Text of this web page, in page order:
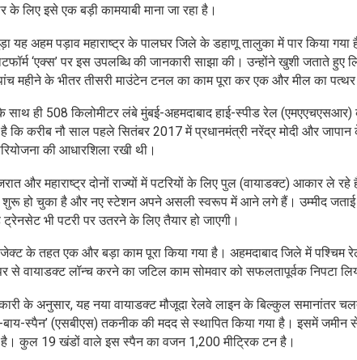
के लिए इसे एक बड़ी कामयाबी माना जा रहा है।
यह अहम पड़ाव महाराष्ट्र के पालघर जिले के डहाणू तालुका में पार किया
‘एक्स’ पर इस उपलब्धि की जानकारी साझा की। उन्होंने खुशी जताते
महीने के भीतर तीसरी माउंटेन टनल का काम पूरा कर एक और मील का पत्थर
ही 508 किलोमीटर लंबे मुंबई-अहमदाबाद हाई-स्पीड रेल (एमएएचएसआर)
कि करीब नौ साल पहले सितंबर 2017 में प्रधानमंत्री नरेंद्र मोदी और
की आधारशिला रखी थी।
और महाराष्ट्र दोनों राज्यों में पटरियों के लिए पुल (वायाडक्ट) आकार
शुरू हो चुका है और नए स्टेशन अपने असली स्वरूप में आने लगे हैं। उम्मीद जताई
ट्रेनसेट भी पटरी पर उतरने के लिए तैयार हो जाएगी।
के तहत एक और बड़ा काम पूरा किया गया है। अहमदाबाद जिले में पश्चिम
वायाडक्ट लॉन्च करने का जटिल काम सोमवार को सफलतापूर्वक निपटा
के अनुसार, यह नया वायाडक्ट मौजूदा रेलवे लाइन के बिल्कुल समानांतर
स्पैन’ (एसबीएस) तकनीक की मदद से स्थापित किया गया है। इसमें जमीन
है। कुल 19 खंडों वाले इस स्पैन का वजन 1,200 मीट्रिक टन है।